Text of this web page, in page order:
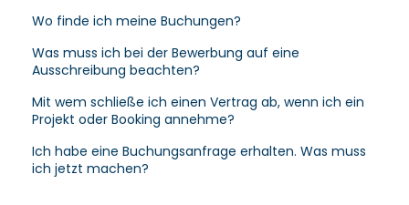
Wo finde ich meine Buchungen?
Was muss ich bei der Bewerbung auf eine
Ausschreibung beachten?
Mit wem schließe ich einen Vertrag ab, wenn ich ein
Projekt oder Booking annehme?
Ich habe eine Buchungsanfrage erhalten. Was muss
ich jetzt machen?